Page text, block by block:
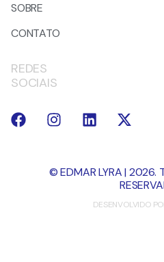
SOBRE
CONTATO
REDES
SOCIAIS
© EDMAR LYRA | 2026.
DESENVOLVIDO